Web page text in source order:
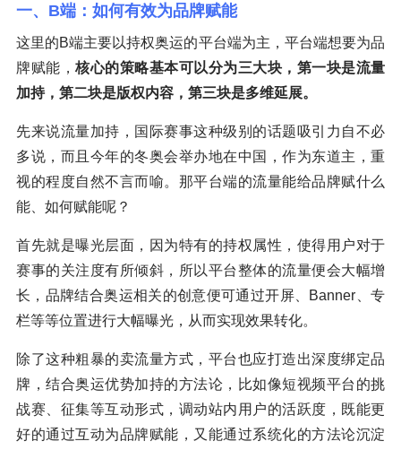
一、B端：如何有效为品牌赋能
这里的B端主要以持权奥运的平台端为主，平台端想要为品
牌赋能， 核心的策略基本可以分为三大块，第一块是流量
加持，第二块是版权内容，第三块是多维延展。
先来说流量加持，国际赛事这种级别的话题吸引力自不必
多说，而且今年的冬奥会举办地在中国，作为东道主，重
视的程度自然不言而喻。那平台端的流量能给品牌赋什么
能、如何赋能呢？
首先就是曝光层面，因为特有的持权属性，使得用户对于
赛事的关注度有所倾斜，所以平台整体的流量便会大幅增
长，品牌结合奥运相关的创意便可通过开屏、Banner、专
栏等等位置进行大幅曝光，从而实现效果转化。
除了这种粗暴的卖流量方式，平台也应打造出深度绑定品
牌，结合奥运优势加持的方法论，比如像短视频平台的挑
战赛、征集等互动形式，调动站内用户的活跃度，既能更
好的通过互动为品牌赋能，又能通过系统化的方法论沉淀